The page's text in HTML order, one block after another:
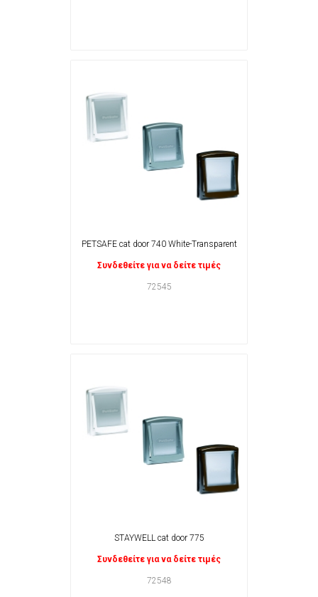
PETSAFE cat door 740 White-Transparent
Συνδεθείτε για να δείτε τιμές
72545
STAYWELL cat door 775
Συνδεθείτε για να δείτε τιμές
72548